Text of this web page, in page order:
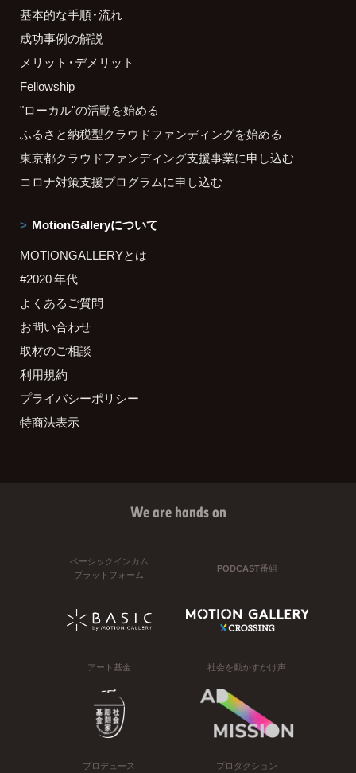
基本的な手順・流れ
成功事例の解説
メリット・デメリット
Fellowship
"ローカル"の活動を始める
ふるさと納税型クラウドファンディングを始める
東京都クラウドファンディング支援事業に申し込む
コロナ対策支援プログラムに申し込む
MotionGalleryについて
MOTIONGALLERYとは
#2020 年代
よくあるご質問
お問い合わせ
取材のご相談
利用規約
プライバシーポリシー
特商法表示
We are hands on
ベーシックインカム
プラットフォーム
PODCAST番組
アート基金 社会を動かすかけ声
プロデュース プロダクション